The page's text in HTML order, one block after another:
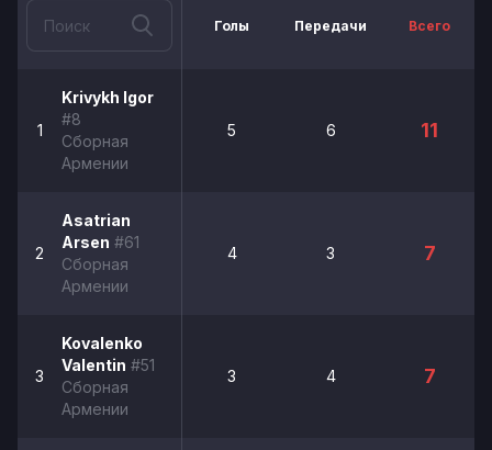
Голы Передачи Всего
1
Krivykh Igor
#8
Сборная
Армении
5 6 11
2
Asatrian
Arsen #61
Сборная
Армении
4 3 7
3
Kovalenko
Valentin #51
Сборная
Армении
3 4 7